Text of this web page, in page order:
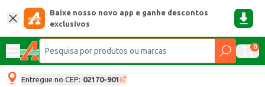
Baixe nosso novo app e ganhe descontos
exclusivos
0
Entregue no CEP: 02170-901